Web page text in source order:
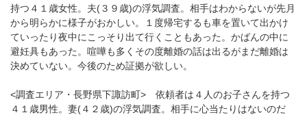
持つ４１歳女性。夫(３９歳)の浮気調査。相手はわからないが先月
から明らかに様子がおかしい。１度帰宅するも車を置いて出かけ
ていったり夜中にこっそり出て行くこともあった。かばんの中に
避妊具もあった。喧嘩も多くその度離婚の話は出るがまだ離婚は
決めていない。今後のため証拠が欲しい。
<調査エリア・長野県下諏訪町> 依頼者は４人のお子さんを持つ
４１歳男性。妻(４２歳)の浮気調査。相手に心当たりはないのだ